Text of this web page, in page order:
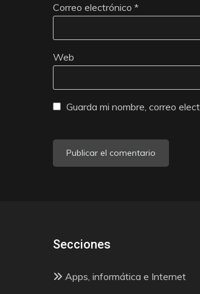
Correo electrónico *
Web
Guarda mi nombre, correo
Secciones
Apps, informática e Internet